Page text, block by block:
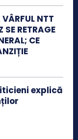
NTT
RETRAGE
CE
explică